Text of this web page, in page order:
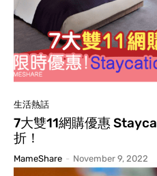
生活熱話
7大雙11網購優惠
折！
MameShare - November 9, 2022